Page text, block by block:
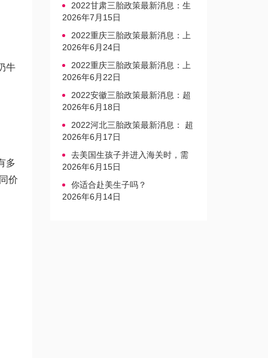
牛
多
价
2022甘肃三胎政策最新消息：生
育产假不享受带薪福利
2026年7月15日
2022重庆三胎政策最新消息：上
户口、办准生证指南
2026年6月24日
2022重庆三胎政策最新消息：上
户口、办准生证指南
2026年6月22日
2022安徽三胎政策最新消息：超
生家庭罚款标准更新
2026年6月18日
2022河北三胎政策最新消息： 超
生三孩不再缴纳社会抚养费
2026年6月17日
去美国生孩子并进入海关时，需
要注意的事项是什么？
2026年6月15日
你适合赴美生子吗？
2026年6月14日